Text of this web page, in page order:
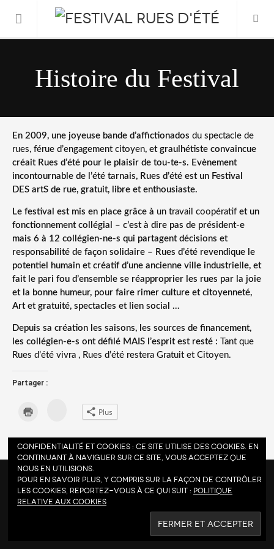
Le Festival
FESTIVAL 2026
Histoire du Festival
En 2009, une joyeuse bande d’affictionados du spectacle de
rues, férue d’engagement citoyen, et graulhétiste convaincue
créait Rues d’été pour le plaisir de tou-te-s. Evènement
incontournable de l’été tarnais, Rues d’été est un Festival
DES artS de rue, gratuit, libre et enthousiaste.
Le festival est mis en place grâce à un travail coopératif et un
fonctionnement collégial – c’est à dire pas de président-e
mais 6 à 12 collégien-ne-s qui partagent décisions et
responsabilité de façon solidaire – Rues d’été revendique le
potentiel humain et créatif d’une ancienne ville industrielle, et
fait le pari fou d’ensemble se réapproprier les rues par la joie
et la bonne humeur, pour faire rimer culture et citoyenneté,
Art et gratuité, spectacles et lien social …
Depuis sa création les saisons, les sources de financement,
les collégien-e-s ont défilé MAIS l’esprit est resté : Tant que
Rues d’été vivra , Rues d’été restera Gratuit et Citoyen.
Partager :
u
e
r
p
o
u
r
i
m
p
u
e
z
p
o
u
r
p
a
r
Plus
2026 |
Confidentialité et cookies : ce site utilise des cookies. En
continuant à naviguer sur ce site, vous acceptez que
nous en utilisions.
Pour en savoir plus, y compris sur la façon de contrôler
les cookies, reportez-vous à ce qui suit : Politique
relative aux cookies